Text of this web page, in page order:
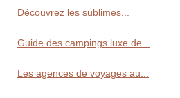
Découvrez les sublimes...
Guide des campings luxe de...
Les agences de voyages au...